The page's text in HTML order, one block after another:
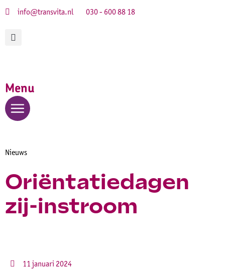
info@transvita.nl 030 - 600 88 18
Menu
Nieuws
Oriëntatiedagen
zij-instroom
11 januari 2024